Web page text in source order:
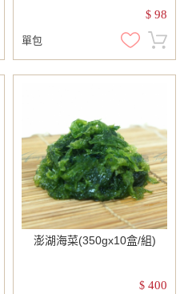
$ 98
單包
澎湖海菜(350gx10盒/組)
$ 400